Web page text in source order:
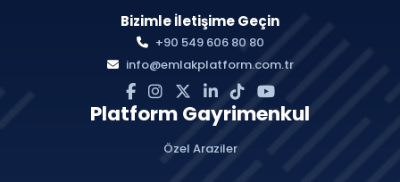
Bizimle İletişime Geçin
+90 549 606 80 80
info@emlakplatform.com.tr
Platform Gayrimenkul
Özel Araziler